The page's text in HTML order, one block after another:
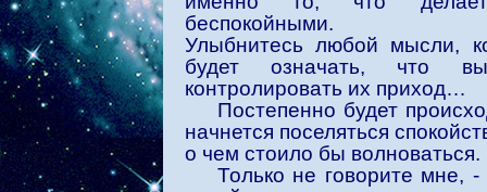
беспокойными.
Улыбнитесь любой мысли,
будет означать, что
контролировать их приход…
Постепенно будет
начнется поселяться
о чем стоило бы волноваться.
Только не говорите мне,